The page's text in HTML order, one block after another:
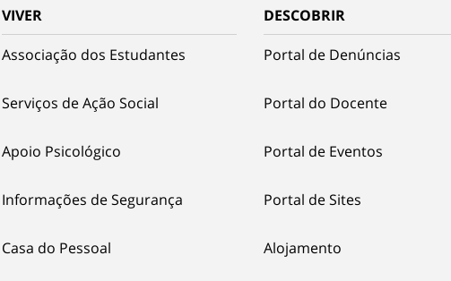
VIVER
Associação dos Estudantes
Serviços de Ação Social
Apoio Psicológico
Informações de Segurança
Casa do Pessoal
DESCOBRIR
Portal de Denúncias
Portal do Docente
Portal de Eventos
Portal de Sites
Alojamento